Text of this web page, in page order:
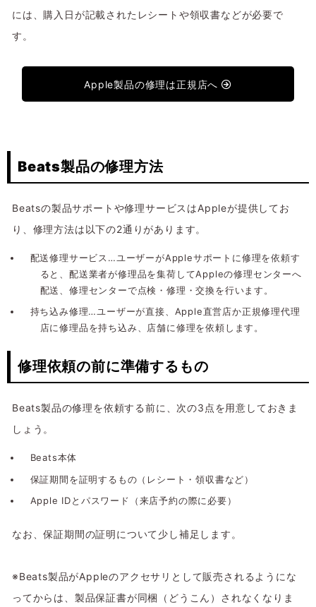
には、購入日が記載されたレシートや領収書などが必要で
す。
Apple製品の修理は正規店へ
Beats製品の修理方法
Beatsの製品サポートや修理サービスはAppleが提供してお
り、修理方法は以下の2通りがあります。
配送修理サービス…ユーザーがAppleサポートに修理を依頼す
ると、配送業者が修理品を集荷してAppleの修理センターへ
配送、修理センターで点検・修理・交換を行います。
持ち込み修理…ユーザーが直接、Apple直営店か正規修理代理
店に修理品を持ち込み、店舗に修理を依頼します。
修理依頼の前に準備するもの
Beats製品の修理を依頼する前に、次の3点を用意しておきま
しょう。
Beats本体
保証期間を証明するもの（レシート・領収書など）
Apple IDとパスワード（来店予約の際に必要）
なお、保証期間の証明について少し補足します。
※Beats製品がAppleのアクセサリとして販売されるようにな
ってからは、製品保証書が同梱（どうこん）されなくなりま